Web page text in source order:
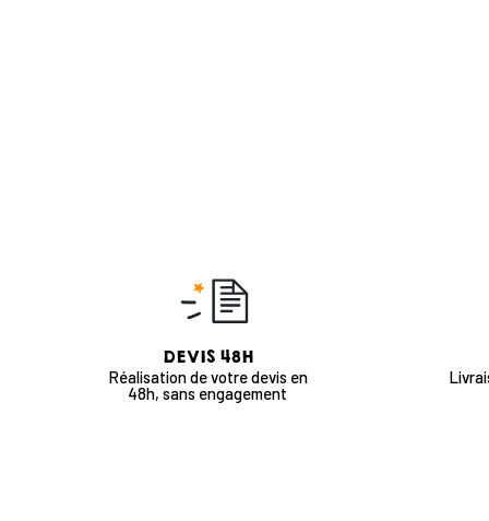
DEVIS 48H
Réalisation de votre devis en
48h, sans engagement